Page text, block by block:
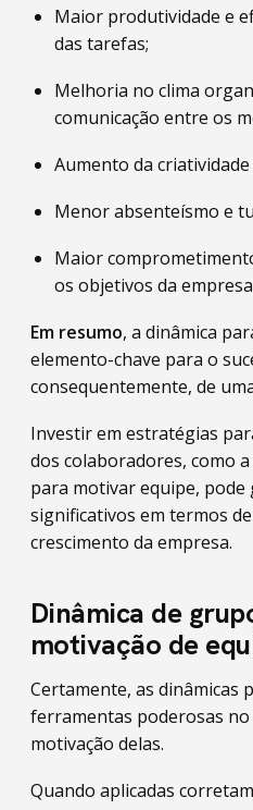
Maior produtividade e
das tarefas;
Melhoria no clima
comunicação entre os
Aumento da criatividade
Menor absenteísmo e
Maior
os objetivos da
Em resumo, a dinâmica
elemento-chave para o
consequentemente, de
Investir em estratégias
dos colaboradores, como
para motivar equipe,
significativos em termos
crescimento da empresa.
Dinâmica de
motivação de
Certamente, as dinâmicas
ferramentas poderosas
motivação delas.
Quando aplicadas